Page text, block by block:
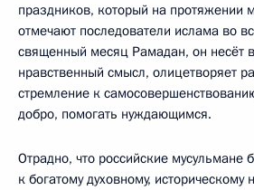
праздников, который на протяжении
отмечают последователи ислама во
священный месяц Рамадан, он несёт
нравственный смысл, олицетворяет
стремление к
добро, помогать нуждающимся.
Отрадно, что российские мусульмане
к богатому духовному,